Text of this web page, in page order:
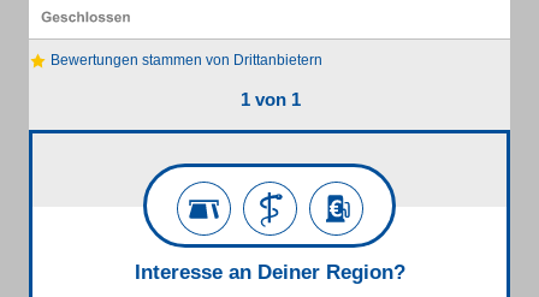
Bewertungen stammen von Drittanbietern
1 von 1
Interesse an Deiner Region?